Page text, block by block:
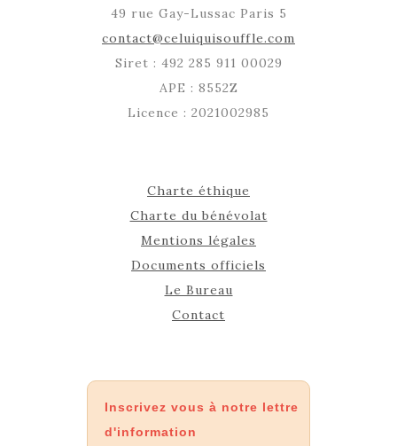
49 rue Gay-Lussac Paris 5
contact@celuiquisouffle.com
Siret : 492 285 911 00029
APE : 8552Z
Licence : 2021002985
Charte éthique
Charte du bénévolat
Mentions légales
Documents officiels
Le Bureau
Contact
Inscrivez vous à notre lettre
d'information